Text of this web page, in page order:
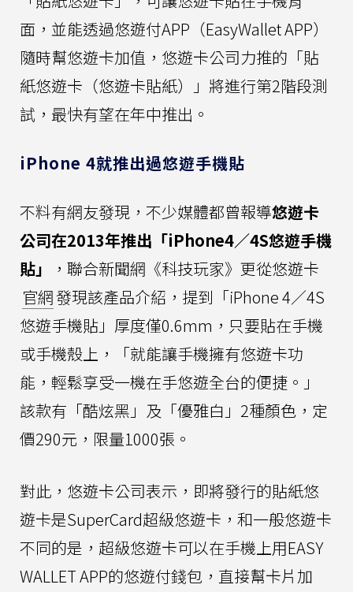
面，並能透過悠遊付APP（EasyWallet APP）
隨時幫悠遊卡加值，悠遊卡公司力推的「貼
紙悠遊卡（悠遊卡貼紙）」將進行第2階段測
試，最快有望在年中推出。
iPhone 4就推出過悠遊手機貼
不料有網友發現，不少媒體都曾報導悠遊卡
公司在2013年推出「iPhone4／4S悠遊手機
貼」
，聯合新聞網《科技玩家》更從悠遊卡
官網發現該產品介紹，提到「iPhone 4／4S
悠遊手機貼」厚度僅0.6mm，只要貼在手機
或手機殼上，「就能讓手機擁有悠遊卡功
能，輕鬆享受一機在手悠遊全台的便捷。」
該款有「酷炫黑」及「優雅白」2種顏色，定
價290元，限量1000張。
對此，悠遊卡公司表示，即將發行的貼紙悠
遊卡是SuperCard超級悠遊卡，和一般悠遊卡
不同的是，超級悠遊卡可以在手機上用EASY
WALLET APP的悠遊付錢包，直接幫卡片加